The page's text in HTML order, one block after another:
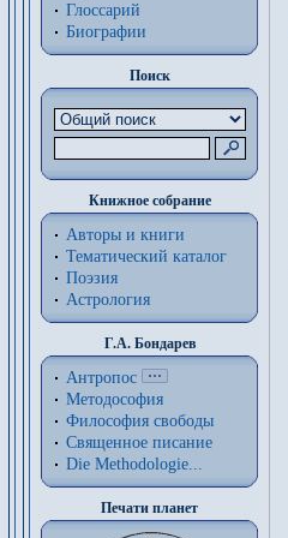
Глоссарий
Биографии
Поиск
Книжное собрание
Авторы и книги
Тематический каталог
Поэзия
Астрология
Г.А. Бондарев
Антропос
Методософия
Философия cвободы
Священное писание
Die Methodologie...
Печати планет